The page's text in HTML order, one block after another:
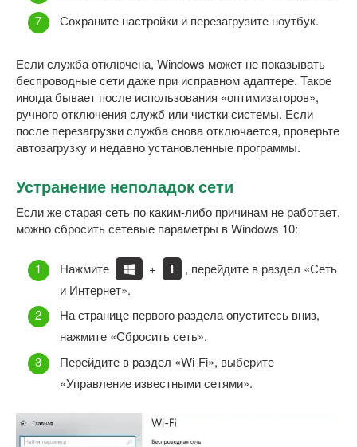
Сохраните настройки и перезагрузите ноутбук.
Если служба отключена, Windows может не показывать
беспроводные сети даже при исправном адаптере. Такое
иногда бывает после использования «оптимизаторов»,
ручного отключения служб или чистки системы. Если
после перезагрузки служба снова отключается, проверьте
автозагрузку и недавно установленные программы.
Устранение неполадок сети
Если же старая сеть по каким-либо причинам не работает,
можно сбросить сетевые параметры в Windows 10:
Нажмите + I
, перейдите в раздел «Сеть
и Интернет».
На странице первого раздела опуститесь вниз,
нажмите «Сбросить сеть».
Перейдите в раздел «Wi-Fi», выберите
«Управление известными сетями».